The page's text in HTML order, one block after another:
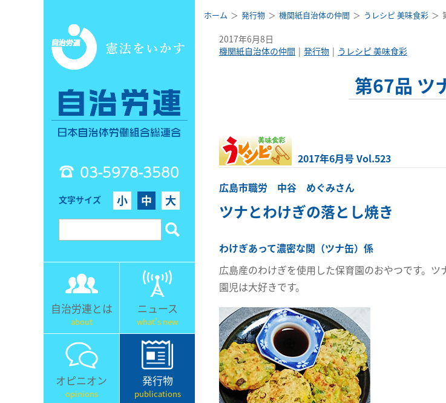
03-5978-3580
文字サイズ 小 中 大
自治労連とは
about
ニュース
what's new
オピニオン
opinions
発行物
publications
ホーム 発行物 機関紙自治体の仲間 うレシピ 美味食彩
2017年6月8日
機関紙自治体の仲間
発行物 うレシピ 美味食彩
第67品 ツ
2017年6月号 Vol.523
広島市職労 中谷 めぐみさん
ツナとわけぎの落とし焼き
わけぎあって濃密な関（ツナ缶）係
広島産のわけぎを使用した保育園のおやつです。
園児は大好きです。